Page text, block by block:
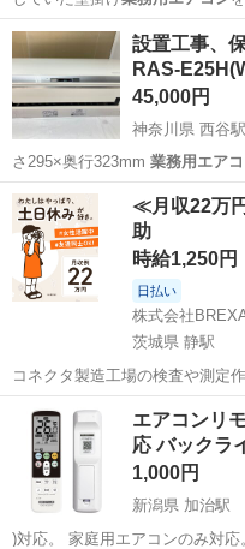
用エアコンという事もあり… 。
う理…
東京 渋谷区 季節、空調
設置工事、
RAS-
45,000円
神奈川県 西谷駅
さ295×奥行323mm 業務用エア
神奈川 横浜市 西谷駅
≪月収22万
助
時給1,250円
日払い
株式会社
茨城県 静駅
コネクタ製造工場の検査や測定
日128日★クリーンルーム内作
★就業先食堂利用可！日払い制度
工場のお仕事 ◇コネクタ製造工
茨城 常陸大宮市 静駅
エアコンリ
応 バックラ
1,000円
新潟県 加治駅
)対応。 家庭用エアコンのみ対応